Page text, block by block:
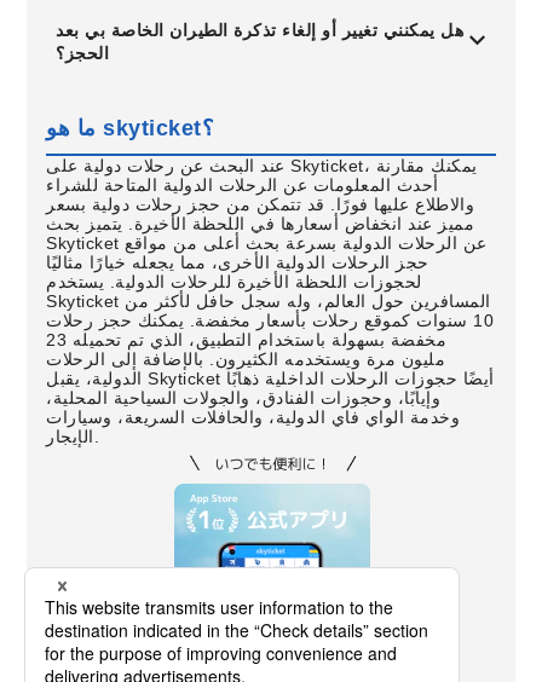
هل يمكنني تغيير أو إلغاء تذكرة الطيران الخاصة بي بعد
الحجز؟
ما هو skyticket؟
عند البحث عن رحلات دولية على Skyticket، يمكنك مقارنة
أحدث المعلومات عن الرحلات الدولية المتاحة للشراء
والاطلاع عليها فورًا. قد تتمكن من حجز رحلات دولية بسعر
مميز عند انخفاض أسعارها في اللحظة الأخيرة. يتميز بحث
Skyticket عن الرحلات الدولية بسرعة بحث أعلى من مواقع
حجز الرحلات الدولية الأخرى، مما يجعله خيارًا مثاليًا
لحجوزات اللحظة الأخيرة للرحلات الدولية. يستخدم
Skyticket المسافرين حول العالم، وله سجل حافل لأكثر من
10 سنوات كموقع رحلات بأسعار مخفضة. يمكنك حجز رحلات
مخفضة بسهولة باستخدام التطبيق، الذي تم تحميله 23
مليون مرة ويستخدمه الكثيرون. بالإضافة إلى الرحلات
الدولية، يقبل Skyticket أيضًا حجوزات الرحلات الداخلية ذهابًا
وإيابًا، وحجوزات الفنادق، والجولات السياحية المحلية،
وخدمة الواي فاي الدولية، والحافلات السريعة، وسيارات